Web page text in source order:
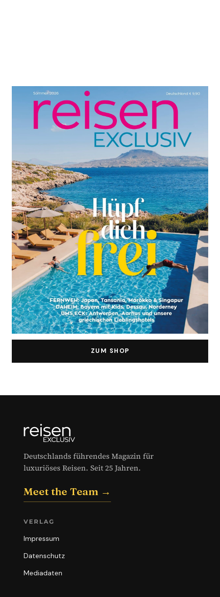
ZUM SHOP
Deutschlands führendes Magazin für
luxuriöses Reisen. Seit 25 Jahren.
Meet the Team →
VERLAG
Impressum
Datenschutz
Mediadaten